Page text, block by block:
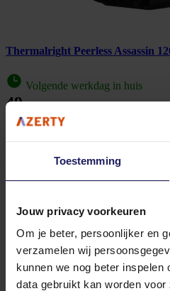
Toestemming
Jouw privacy voorkeuren
Om je beter, persoonlijker en
verzamelen wij
kunnen we nog beter
data gebruikt kan worden
Thermalright Peerless Assassin
Volgende werkdag in huis
49,-
In winkel­wagen
Intel Xeon Gold 6342 - 2.8 GHz
24-kern - 48 threads - 36 MB cache -
Incl. 21% BTW
In winkel­wagen